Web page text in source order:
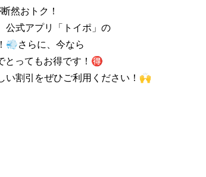
然おトク！
公式アプリ「トイポ」の
💨さらに、今なら
とってもお得です！🉐
い割引をぜひご利用ください！🙌